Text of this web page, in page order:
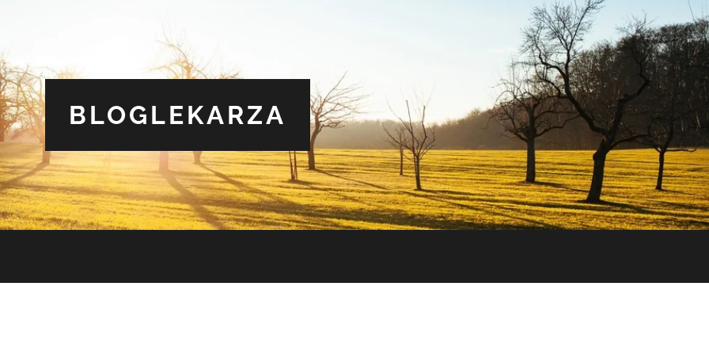
BLOGLEKARZA